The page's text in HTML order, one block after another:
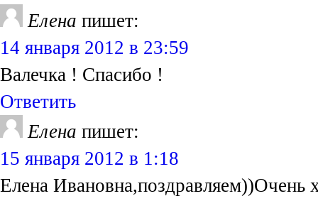
Елена пишет:
14 января 2012 в 23:59
Валечка ! Спасибо !
Ответить
Елена пишет:
15 января 2012 в 1:18
Елена Ивановна,поздравляем))Очень